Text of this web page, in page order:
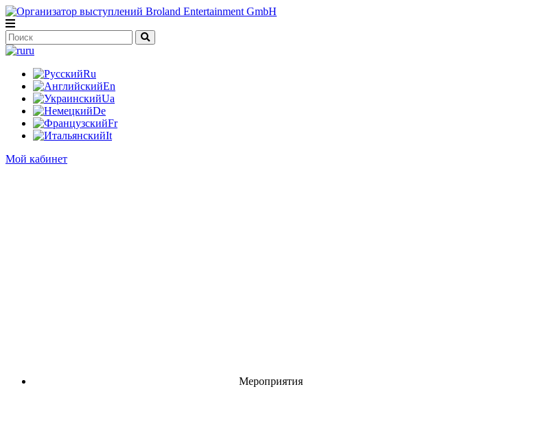
ru
Ru
En
Ua
De
Fr
It
Мой кабинет
Мероприятия